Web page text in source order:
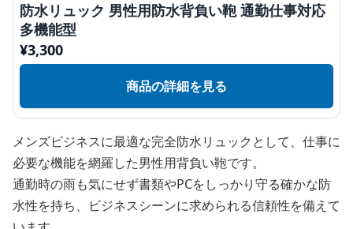
防水リュック 男性用防水背負い鞄 通勤仕事対応
多機能型
¥3,300
商品の詳細を見る
メンズビジネスに最適な完全防水リュックとして、仕事に
必要な機能を網羅した男性用背負い鞄です。
通勤時の雨も気にせず書類やPCをしっかり守る確かな防
水性を持ち、ビジネスシーンに求められる信頼性を備えて